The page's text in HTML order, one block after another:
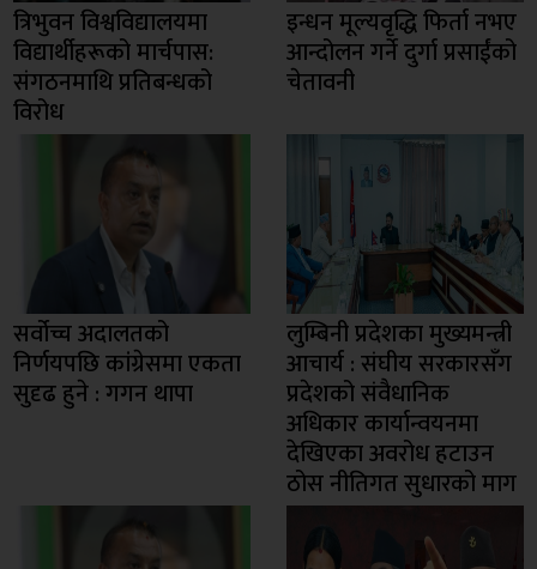
त्रिभुवन विश्वविद्यालयमा
विद्यार्थीहरूको मार्चपास:
संगठनमाथि प्रतिबन्धको
विरोध
इन्धन मूल्यवृद्धि फिर्ता नभए
आन्दोलन गर्ने दुर्गा प्रसाईंको
चेतावनी
सर्वोच्च अदालतको
निर्णयपछि कांग्रेसमा एकता
सुदृढ हुने : गगन थापा
लुम्बिनी प्रदेशका मुख्यमन्त्री
आचार्य : संघीय सरकारसँग
प्रदेशको संवैधानिक
अधिकार कार्यान्वयनमा
देखिएका अवरोध हटाउन
ठोस नीतिगत सुधारको माग